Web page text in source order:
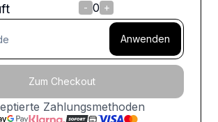
- 0 +
Anwenden
Zum Checkout
Zahlungsmethoden